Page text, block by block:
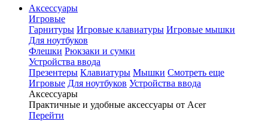
Аксессуары
Игровые
Гарнитуры Игровые клавиатуры Игровые мышки
Для ноутбуков
Флешки Рюкзаки и сумки
Устройства ввода
Презентеры Клавиатуры Мышки Смотреть еще
Игровые Для ноутбуков Устройства ввода
Аксессуары
Практичные и удобные аксессуары от Acer
Перейти